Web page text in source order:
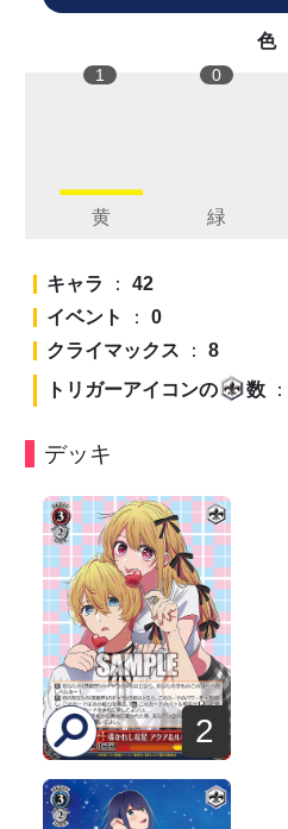
色
1 0
キャラ ： 42
イベント
： 0
クライマックス ： 8
トリガーアイコンの
数 ：
デッキ
2